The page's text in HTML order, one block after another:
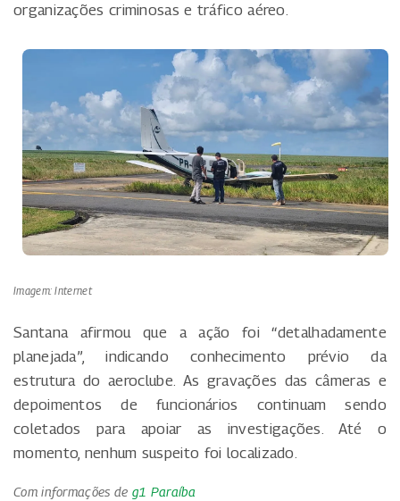
organizações criminosas e tráfico aéreo.
Imagem: Internet
Santana afirmou que a ação foi “detalhadamente
planejada”, indicando conhecimento prévio da
estrutura do aeroclube. As gravações das câmeras e
depoimentos de funcionários continuam sendo
coletados para apoiar as investigações. Até o
momento, nenhum suspeito foi localizado.
Com informações de g1 Paraíba